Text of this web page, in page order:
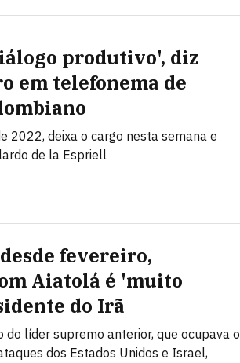
produtivo', diz
em telefonema de
2022, deixa o cargo nesta semana e
de la Espriell
fevereiro,
Aiatolá é 'muito
do Irã
do líder supremo anterior, que ocupava o
dos Estados Unidos e Israel,